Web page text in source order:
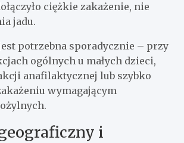
ciężkie zakażenie, nie
jadu.
potrzebna sporadycznie – przy
ogólnych u małych dzieci,
anafilaktycznej lub szybko
wymagającym
i